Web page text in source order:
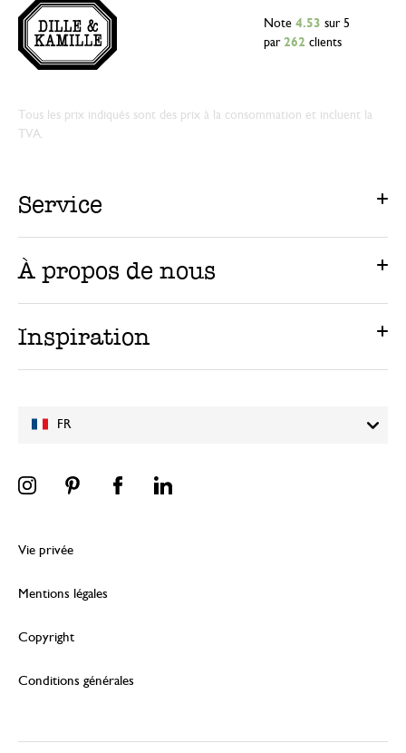
FR
Note 4.53 sur 5
par 262 clients
Tous les prix indiqués sont des prix à la consommation et incluent la
TVA.
Service
À propos de nous
Inspiration
Vie privée
Mentions légales
Copyright
Conditions générales